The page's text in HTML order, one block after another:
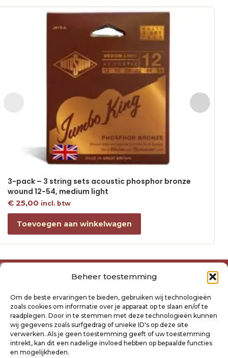
Beheer toestemming
Om de beste ervaringen te bieden, gebruiken wij technologieën
zoals cookies om informatie over je apparaat op te slaan en/of te
raadplegen. Door in te stemmen met deze technologieën kunnen
wij gegevens zoals surfgedrag of unieke ID's op deze site
verwerken. Als je geen toestemming geeft of uw toestemming
intrekt, kan dit een nadelige invloed hebben op bepaalde functies
en mogelijkheden.
3-pack – 3 string sets acoustic phosphor bronze
wound 12-54, medium light
€25,00 incl. btw
Toevoegen aan winkelwagen
Over ons
Algemene voorwaarden
Privacyverklaring Raysland
Cookiebeleid
Mijn account
Klantenservice